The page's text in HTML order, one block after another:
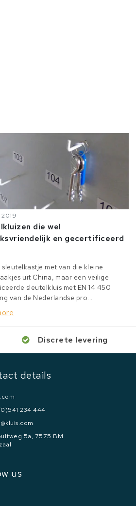
die wel
en gecertificeerd
met van die kleine
uit China, maar een veilige
sleutelkluis met EN 14 450
van de Nederlandse pro...
Discrete levering
details
234 444
5a, 7575 BM
us